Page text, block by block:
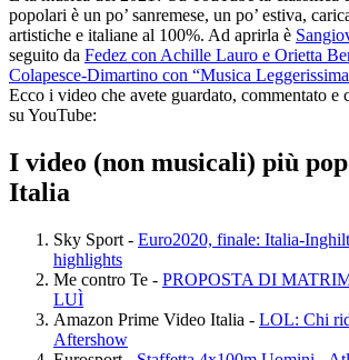
popolari è un po’ sanremese, un po’ estiva,
artistiche e italiane al 100%. Ad aprirla è
seguito da Fedez con Achille Lauro e Orietta
Colapesce-Dimartino con “Musica
Ecco i video che avete guardato, commentato e
su YouTube:
I video (non musicali) più
Italia
Sky Sport - Euro2020, finale: Italia-
highlights
Me contro Te - PROPOSTA DI
LUÌ
Amazon Prime Video Italia - LOL: Chi
Aftershow